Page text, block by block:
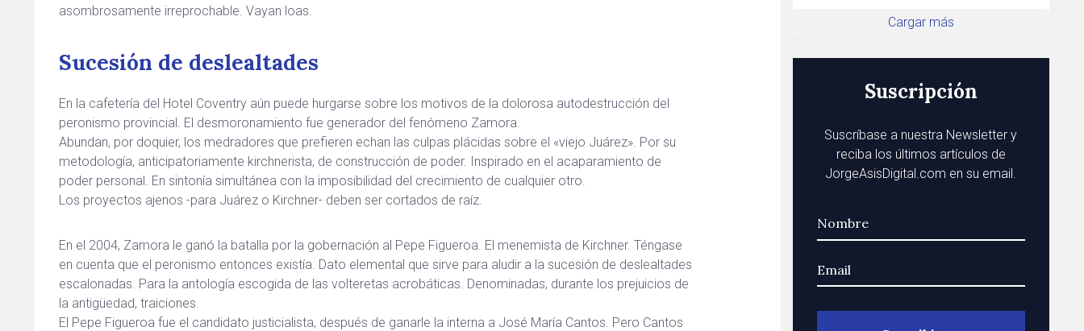
asombrosamente irreprochable. Vayan loas.
Sucesión de deslealtades
En la cafetería del Hotel Coventry aún puede hurgarse sobre los motivos de la dolorosa autodestrucción del
peronismo provincial. El desmoronamiento fue generador del fenómeno Zamora.
Abundan, por doquier, los medradores que prefieren echan las culpas plácidas sobre el «viejo Juárez». Por su
metodología, anticipatoriamente kirchnerista, de construcción de poder. Inspirado en el acaparamiento de
poder personal. En sintonía simultánea con la imposibilidad del crecimiento de cualquier otro.
Los proyectos ajenos -para Juárez o Kirchner- deben ser cortados de raíz.
En el 2004, Zamora le ganó la batalla por la gobernación al Pepe Figueroa. El menemista de Kirchner. Téngase
en cuenta que el peronismo entonces existía. Dato elemental que sirve para aludir a la sucesión de deslealtades
escalonadas. Para la antología escogida de las volteretas acrobáticas. Denominadas, durante los prejuicios de
la antigüedad, traiciones.
El Pepe Figueroa fue el candidato justicialista, después de ganarle la interna a José María Cantos. Pero Cantos
Cargar más
Suscripción
Suscríbase a nuestra Newsletter y
reciba los últimos artículos de
JorgeAsisDigital.com en su email.